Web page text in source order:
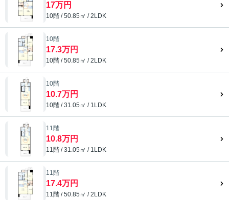
17万円
10階 / 50.85㎡ / 2LDK
10階
17.3万円
10階 / 50.85㎡ / 2LDK
10階
10.7万円
10階 / 31.05㎡ / 1LDK
11階
10.8万円
11階 / 31.05㎡ / 1LDK
11階
17.4万円
11階 / 50.85㎡ / 2LDK